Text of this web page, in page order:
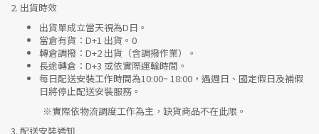
2. 出貨時效
出貨單成立當天視為D日。
當倉有貨： D+1 出貨。0
轉倉調撥： D+2 出貨（含調撥作業）。
長途轉倉： D+3 或依實際運輸時間。
每日配送安裝工作時間為10:00~ 18:00，遇週日、國定假日及補假
日將停止配送安裝服務。
※實際依物流調度工作為主，缺貨商品不在此限。
3. 配送安裝通知